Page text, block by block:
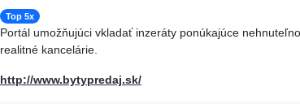
Top 5x
Portál umožňujúci vkladať inzeráty ponúkajúce
realitné kancelárie.
http://www.bytypredaj.sk/